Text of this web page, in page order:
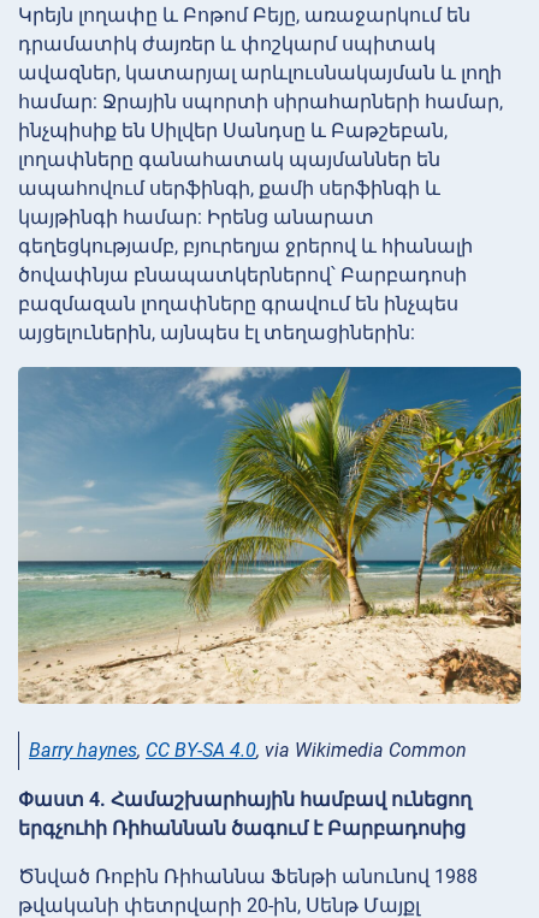
Կրեյն լողափը և Բոթոմ Բեյը, առաջարկում են
դրամատիկ ժայռեր և փոշկարմ սպիտակ
ավազներ, կատարյալ արևլուսնակայման և լողի
համար: Ջրային սպորտի սիրահարների համար,
ինչպիսիք են Սիլվեր Սանդսը և Բաթշեբան,
լողափները գանահատակ պայմաններ են
ապահովում սերֆինգի, քամի սերֆինգի և
կայթինգի համար: Իրենց անարատ
գեղեցկությամբ, բյուրեղյա ջրերով և հիանալի
ծովափնյա բնապատկերներով՝ Բարբադոսի
բազմազան լողափները գրավում են ինչպես
այցելուներին, այնպես էլ տեղացիներին:
Barry haynes, CC BY-SA 4.0, via Wikimedia Common
Փաստ 4. Համաշխարհային համբավ ունեցող
երգչուհի Ռիհաննան ծագում է Բարբադոսից
Ծնված Ռոբին Ռիհաննա Ֆենթի անունով 1988
թվականի փետրվարի 20-ին, Սենթ Մայքլ